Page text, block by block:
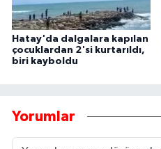
Hatay'da dalgalara kapılan
çocuklardan 2'si kurtarıldı,
biri kayboldu
Yorumlar